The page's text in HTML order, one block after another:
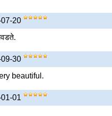
07-20
09-30
beautiful.
01-01